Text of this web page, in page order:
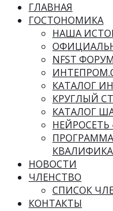
ГЛАВНАЯ
ГОСТОНОМИКА
НАША
NFST ФОРУМ
КАТАЛОГ
КРУГЛЫЙ
КАТАЛОГ
НЕЙРОСЕТЬ
НОВОСТИ
ЧЛЕНСТВО
СПИСОК
КОНТАКТЫ